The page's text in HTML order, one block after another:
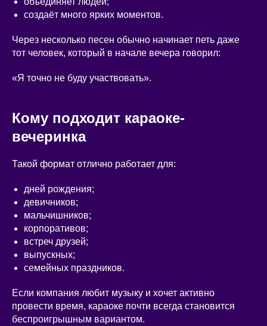
создаёт много ярких моментов.
Через несколько песен обычно начинает петь даже
тот человек, который в начале вечера говорил:
«Я точно не буду участвовать».
Кому подходит караоке-
вечеринка
Такой формат отлично работает для:
дней рождения;
девичников;
мальчишников;
корпоративов;
встреч друзей;
выпускных;
семейных праздников.
Если компания любит музыку и хочет активно
провести время, караоке почти всегда становится
беспроигрышным вариантом.